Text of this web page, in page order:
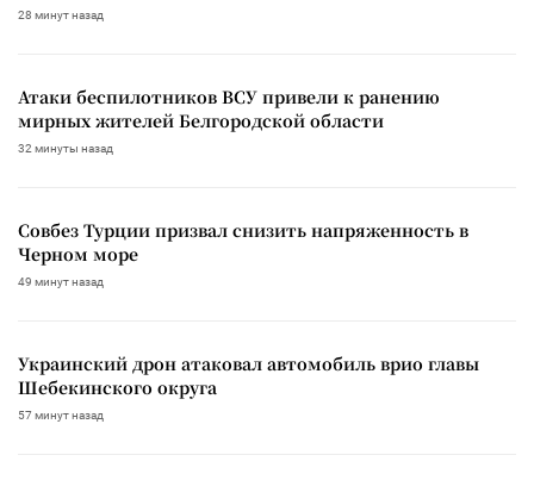
28 минут назад
Атаки беспилотников ВСУ привели к ранению
мирных жителей Белгородской области
32 минуты назад
Совбез Турции призвал снизить напряженность в
Черном море
49 минут назад
Украинский дрон атаковал автомобиль врио главы
Шебекинского округа
57 минут назад